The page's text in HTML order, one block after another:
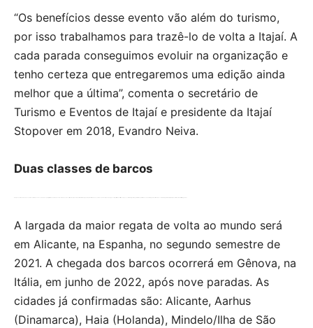
“Os benefícios desse evento vão além do turismo,
por isso trabalhamos para trazê-lo de volta a Itajaí. A
cada parada conseguimos evoluir na organização e
tenho certeza que entregaremos uma edição ainda
melhor que a última”, comenta o secretário de
Turismo e Eventos de Itajaí e presidente da Itajaí
Stopover em 2018, Evandro Neiva.
Duas classes de barcos
A largada da maior regata de volta ao mundo será
em Alicante, na Espanha, no segundo semestre de
2021. A chegada dos barcos ocorrerá em Gênova, na
Itália, em junho de 2022, após nove paradas. As
cidades já confirmadas são: Alicante, Aarhus
(Dinamarca), Haia (Holanda), Mindelo/Ilha de São